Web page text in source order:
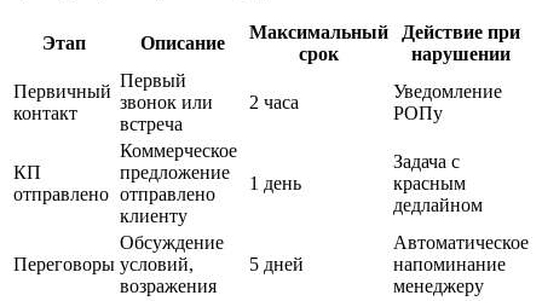
Этап Описание
Максимальный
срок
Действие при
нарушении
Первичный
контакт
Первый
звонок или
встреча
2 часа
Уведомление
РОПу
КП
отправлено
Коммерческое
предложение
отправлено
клиенту
1 день
Задача с
красным
дедлайном
Переговоры
Обсуждение
условий,
возражения
5 дней
Автоматическое
напоминание
менеджеру